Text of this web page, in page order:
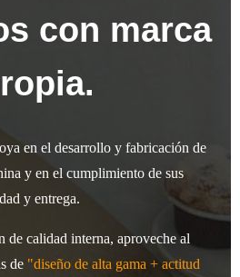
con marca
en el desarrollo y fabricación de
y en el cumplimiento de sus
y entrega.
de calidad interna, aproveche al
de "diseño de alta gama + actitud